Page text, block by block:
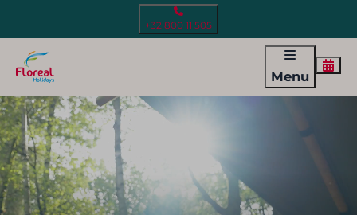
+32 800 11 505
Menu